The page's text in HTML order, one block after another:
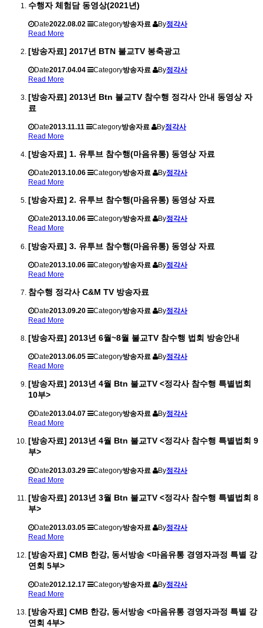
수행자 체험담 동영상(2021년)
Date2022.08.02 Category방송자료 By정각사
Read More
[방송자료] 2017년 BTN 불교TV 봉축광고
Date2017.04.04 Category방송자료 By정각사
Read More
[방송자료] 2013년 Btn 불교TV 참수행 정각사 안내 동영상 자
료
Date2013.11.11 Category방송자료 By정각사
Read More
[방송자료] 1. 유투브 참수행(마음유통) 동영상 자료
Date2013.10.06 Category방송자료 By정각사
Read More
[방송자료] 2. 유투브 참수행(마음유통) 동영상 자료
Date2013.10.06 Category방송자료 By정각사
Read More
[방송자료] 3. 유투브 참수행(마음유통) 동영상 자료
Date2013.10.06 Category방송자료 By정각사
Read More
참수행 정각사 C&M TV 방송자료
Date2013.09.20 Category방송자료 By정각사
Read More
[방송자료] 2013년 6월~8월 불교TV 참수행 법회 방송안내
Date2013.06.05 Category방송자료 By정각사
Read More
[방송자료] 2013년 4월 Btn 불교TV <정각사 참수행 특별법회
10부>
Date2013.04.07 Category방송자료 By정각사
Read More
[방송자료] 2013년 4월 Btn 불교TV <정각사 참수행 특별법회 9
부>
Date2013.03.29 Category방송자료 By정각사
Read More
[방송자료] 2013년 3월 Btn 불교TV <정각사 참수행 특별법회 8
부>
Date2013.03.05 Category방송자료 By정각사
Read More
[방송자료] CMB 한강, 동서방송 <마음유통 경영자과정 특별 강
연회 5부>
Date2012.12.17 Category방송자료 By정각사
Read More
[방송자료] CMB 한강, 동서방송 <마음유통 경영자과정 특별 강
연회 4부>